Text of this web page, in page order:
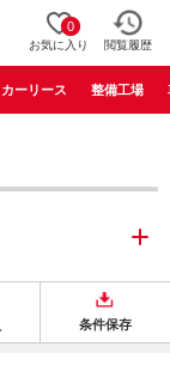
0
お気に入り 閲覧履歴
カーリース 整備工場
条件保存